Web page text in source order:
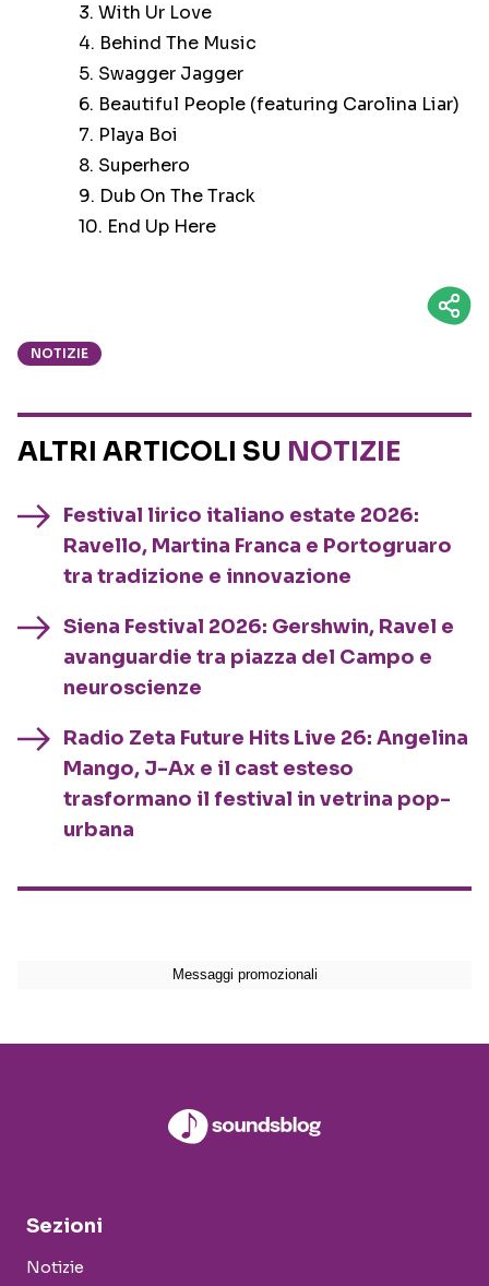
3. With Ur Love
4. Behind The Music
5. Swagger Jagger
6. Beautiful People (featuring Carolina Liar)
7. Playa Boi
8. Superhero
9. Dub On The Track
10. End Up Here
NOTIZIE
ALTRI ARTICOLI SU NOTIZIE
Festival lirico italiano estate 2026:
Ravello, Martina Franca e Portogruaro
tra tradizione e innovazione
Siena Festival 2026: Gershwin, Ravel e
avanguardie tra piazza del Campo e
neuroscienze
Radio Zeta Future Hits Live 26: Angelina
Mango, J-Ax e il cast esteso
trasformano il festival in vetrina pop-
urbana
Sezioni
Notizie